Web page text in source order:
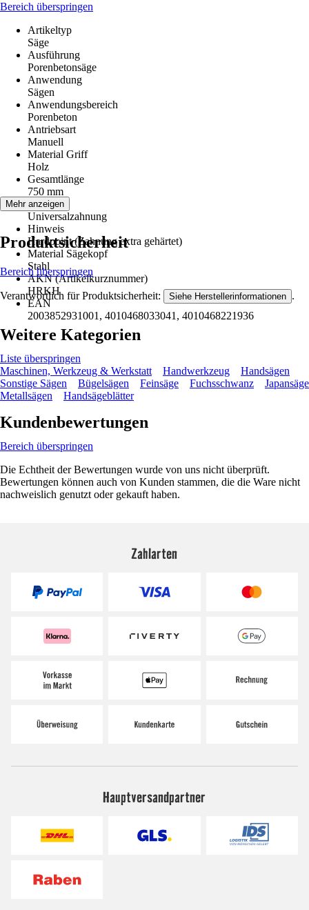
Bereich überspringen
Artikeltyp
Säge
Ausführung
Porenbetonsäge
Anwendung
Sägen
Anwendungsbereich
Porenbeton
Antriebsart
Manuell
Material Griff
Holz
Gesamtlänge
750 mm
Zahnung
Universalzahnung
Hinweis
Hardpoint (Zahnung extra gehärtet)
Material Sägekopf
Stahl
AKN (Artikelkurznummer)
HRKH
EAN
2003852931001, 4010468033041, 4010468221936
Mehr anzeigen
Produktsicherheit
Bereich überspringen
Verantwortlich für Produktsicherheit: Siehe Herstellerinformationen .
Weitere Kategorien
Liste überspringen
Maschinen, Werkzeug & Werkstatt
Handwerkzeug
Handsägen
Sonstige Sägen
Bügelsägen Feinsäge Fuchsschwanz
Japansäge
Metallsägen
Handsägeblätter
Kundenbewertungen
Bereich überspringen
Die Echtheit der Bewertungen wurde von uns nicht überprüft.
Bewertungen können auch von Kunden stammen, die die Ware nicht
nachweislich genutzt oder gekauft haben.
Zahlarten
Hauptversandpartner